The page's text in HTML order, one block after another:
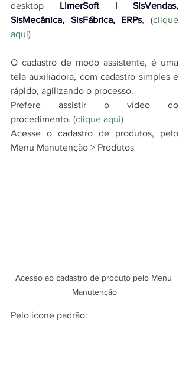
desktop LimerSoft | SisVendas,
SisMecânica, SisFábrica, ERPs, (clique
aqui)
O cadastro de modo assistente, é uma
tela auxiliadora, com cadastro simples e
rápido, agilizando o processo.
Prefere assistir o vídeo do
procedimento. (clique aqui)
Acesse o cadastro de produtos, pelo
Menu Manutenção > Produtos
Acesso ao cadastro de produto pelo Menu
Manutenção
Pelo ícone padrão: